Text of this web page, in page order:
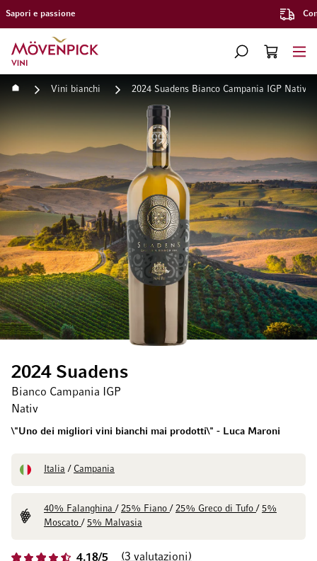
Vai alla Home Page
CERCA
CART
Home Vini bianchi 2024 Suadens Bianco Campania IGP Nativ
4.18/5 3 valutazioni
2024 Suadens
Bianco Campania IGP
Nativ
\"Uno dei migliori vini bianchi mai prodotti\" - Luca Maroni
Italia / Campania
40% Falanghina/ 25% Fiano/ 25% Greco di Tufo/ 5%
Moscato/ 5% Malvasia
Vai alla fine della galleria di immagini